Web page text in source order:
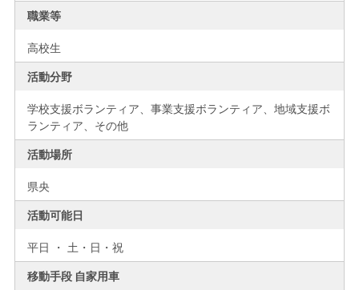
職業等
高校生
活動分野
学校支援ボランティア、事業支援ボランティア、地域支援ボ
ランティア、その他
活動場所
県央
活動可能日
平日 ・ 土・日・祝
移動手段 自家用車